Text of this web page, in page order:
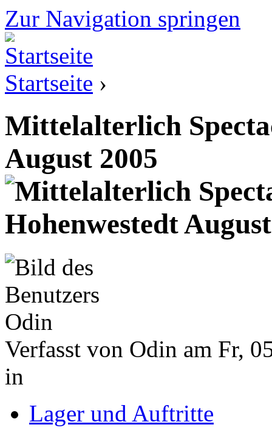
Zur Navigation springen
Startseite ›
Mittelalterlich
August 2005
Verfasst von Odin am Fr,
in
Lager und Auftritte